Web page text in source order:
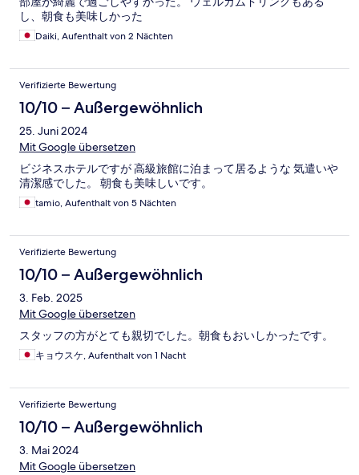
し、朝食も美味しかった
Daiki, Aufenthalt von 2 Nächten
Verifizierte Bewertung
10/10 – Außergewöhnlich
25. Juni 2024
Mit Google übersetzen
ビジネスホテルですが 高級旅館に泊まって居るような 気遣いや
清潔感でした。 朝食も美味しいです。
tamio, Aufenthalt von 5 Nächten
Verifizierte Bewertung
10/10 – Außergewöhnlich
3. Feb. 2025
Mit Google übersetzen
スタッフの方がとても親切でした。朝食もおいしかったです。
キョウスケ, Aufenthalt von 1 Nacht
Verifizierte Bewertung
10/10 – Außergewöhnlich
3. Mai 2024
Mit Google übersetzen